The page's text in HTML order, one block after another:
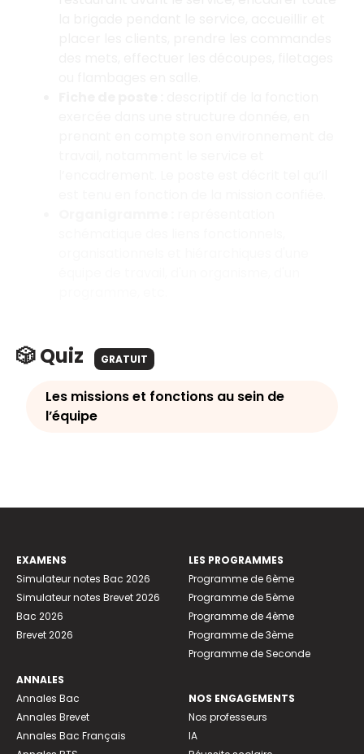
🎲 Quiz GRATUIT
Les missions et fonctions au sein de
l’équipe
EXAMENS
Simulateur notes Bac 2026
Simulateur notes Brevet 2026
Bac 2026
Brevet 2026
ANNALES
Annales Bac
Annales Brevet
Annales Bac Français
LES PROGRAMMES
Programme de 6ème
Programme de 5ème
Programme de 4ème
Programme de 3ème
Programme de Seconde
NOS ENGAGEMENTS
Nos professeurs
IA